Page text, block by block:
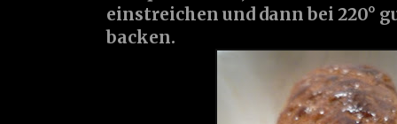
einstreichen und dann bei 220°
backen.